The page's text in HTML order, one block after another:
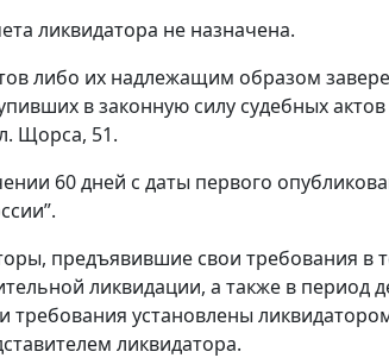
ликвидатора не назначена.
либо их надлежащим образом
в законную силу судебных
Щорса, 51.
60 дней с даты первого
предъявившие свои требования в
ликвидации, а также в период
установлены
ликвидатора.